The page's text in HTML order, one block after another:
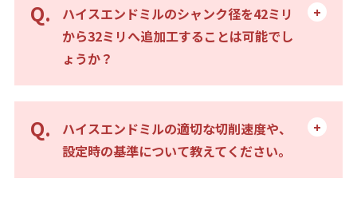
ハイスエンドミルのシャンク径を42ミリ
から32ミリへ追加工することは可能でし
ょうか？
ハイスエンドミルの適切な切削速度や、
設定時の基準について教えてください。